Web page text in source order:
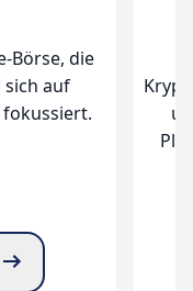
Börse, die
auf